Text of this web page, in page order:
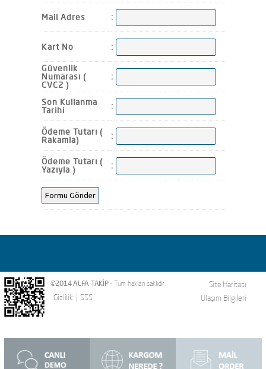
Mail Adres :
Kart No
:
Güvenlik
Numarası (
CVC2 )
:
Son Kullanma
Tarihi :
Ödeme Tutarı (
Rakamla) :
Ödeme Tutarı (
Yazıyla ) :
©2014 ALFA TAKİP- Tüm hakları saklıdır.
Gizlilik | SSS
Site Haritası
Ulaşım Bilgileri